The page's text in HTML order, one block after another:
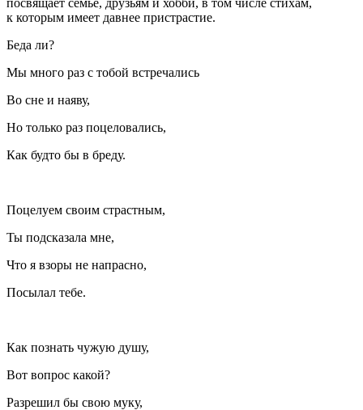
к которым имеет давнее пристрастие.
Беда ли?
Мы много раз с тобой встречались
Во сне и наяву,
Но только раз поцеловались,
Как будто бы в бреду.
Поцелуем своим страстным,
Ты подсказала мне,
Что я взоры не напрасно,
Посылал тебе.
Как познать чужую душу,
Вот вопрос какой?
Разрешил бы свою муку,